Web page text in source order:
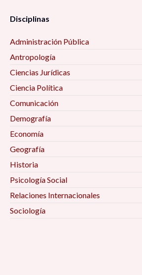
Disciplinas
Administración Pública
Antropología
Ciencias Jurídicas
Ciencia Política
Comunicación
Demografía
Economía
Geografía
Historia
Psicología Social
Relaciones Internacionales
Sociología